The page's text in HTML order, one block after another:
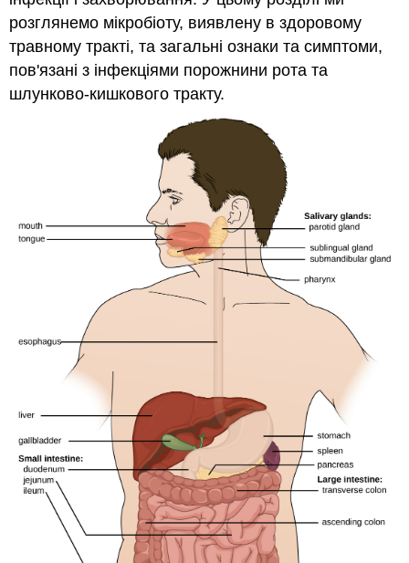
розглянемо мікробіоту, виявлену в здоровому
травному тракті, та загальні ознаки та симптоми,
пов'язані з інфекціями порожнини рота та
шлунково-кишкового тракту.